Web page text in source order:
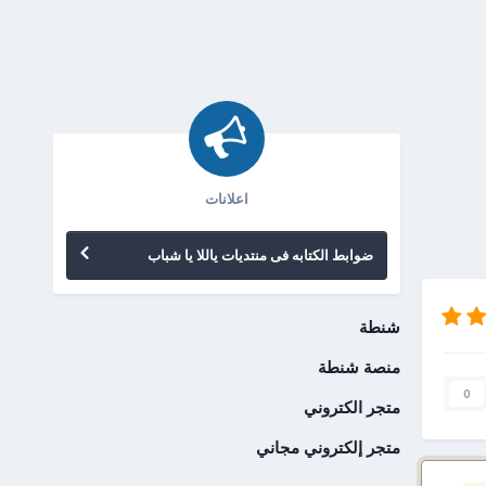
0
اعلانات
ضوابط الكتابه فى منتديات ياللا يا شباب
شنطة
منصة شنطة
متجر الكتروني
متجر إلكتروني مجاني